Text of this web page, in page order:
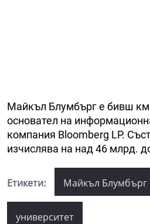
Майкъл Блумбърг е бивш
основател на
компания Bloomberg LP.
изчислява на над 46 млрд.
Етикети: Майкъл Блумбърг
университет